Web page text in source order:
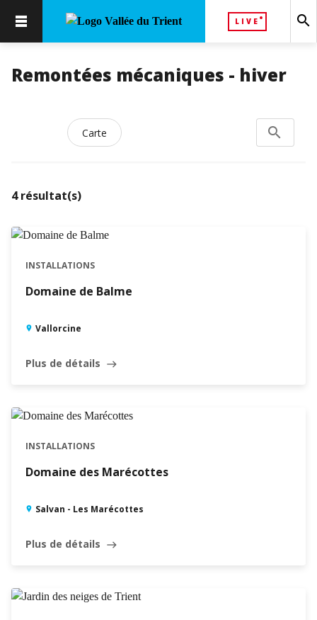
LIVE search
Remontées mécaniques - hiver
search
Carte
4résultat(s)
INSTALLATIONS
Domaine de Balme
Vallorcine
Plus de détails east
INSTALLATIONS
Domaine des Marécottes
Salvan - Les Marécottes
Plus de détails east